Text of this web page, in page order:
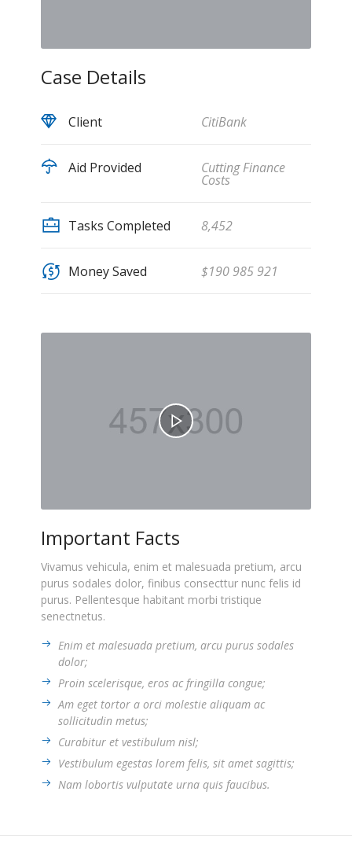
Case Details
Client CitiBank
Aid Provided Cutting Finance
Costs
Tasks Completed 8,452
Money Saved $190 985 921
Important Facts
Vivamus vehicula, enim et malesuada pretium, arcu
purus sodales dolor, finibus consecttur nunc felis id
purus. Pellentesque habitant morbi tristique
senectnetus.
Enim et malesuada pretium, arcu purus sodales
dolor;
Proin scelerisque, eros ac fringilla congue;
Am eget tortor a orci molestie aliquam ac
sollicitudin metus;
Curabitur et vestibulum nisl;
Vestibulum egestas lorem felis, sit amet sagittis;
Nam lobortis vulputate urna quis faucibus.